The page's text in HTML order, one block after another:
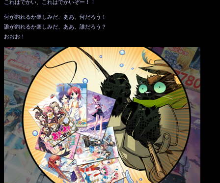
これはでかい、これはでかいぞー！！
何が釣れるか楽しみだ、ああ、何だろう！
誰が釣れるか楽しみだ、ああ、誰だろう？
おおお！